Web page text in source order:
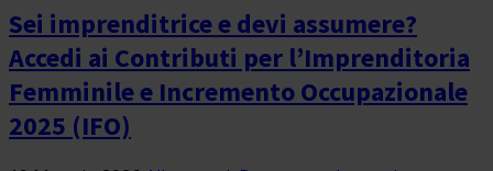
Sei imprenditrice e devi assumere?
Accedi ai Contributi per l’Imprenditoria
Femminile e Incremento Occupazionale
2025 (IFO)